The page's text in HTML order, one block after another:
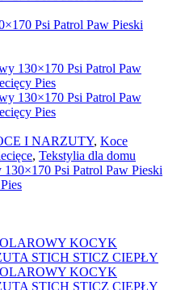
I NARZUTY, Koce
, Tekstylia dla domu
Psi Patrol Paw Pieski